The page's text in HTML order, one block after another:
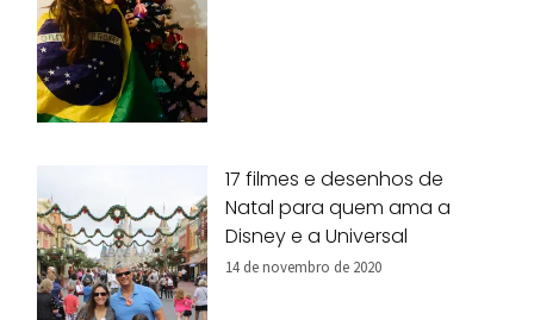
17 filmes e desenhos de
Natal para quem ama a
Disney e a Universal
14 de novembro de 2020